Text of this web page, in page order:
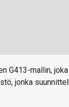
G413-mallin,
jonka